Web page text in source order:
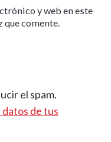
y web en este
que comente.
el spam.
de tus